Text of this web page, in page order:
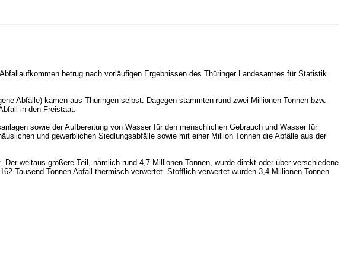
betrug nach vorläufigen Ergebnissen des Thüringer Landesamtes für Statistik
Abfälle) kamen aus Thüringen selbst. Dagegen stammten rund zwei Millionen Tonnen bzw.
in den Freistaat.
sowie der Aufbereitung von Wasser für den menschlichen Gebrauch und Wasser für
und gewerblichen Siedlungsabfälle sowie mit einer Million Tonnen die Abfälle aus der
weitaus größere Teil, nämlich rund 4,7 Millionen Tonnen, wurde direkt oder über verschiedene
Tausend Tonnen Abfall thermisch verwertet. Stofflich verwertet wurden 3,4 Millionen Tonnen.